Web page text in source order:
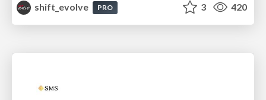
shift_evolve
PRO 3 420